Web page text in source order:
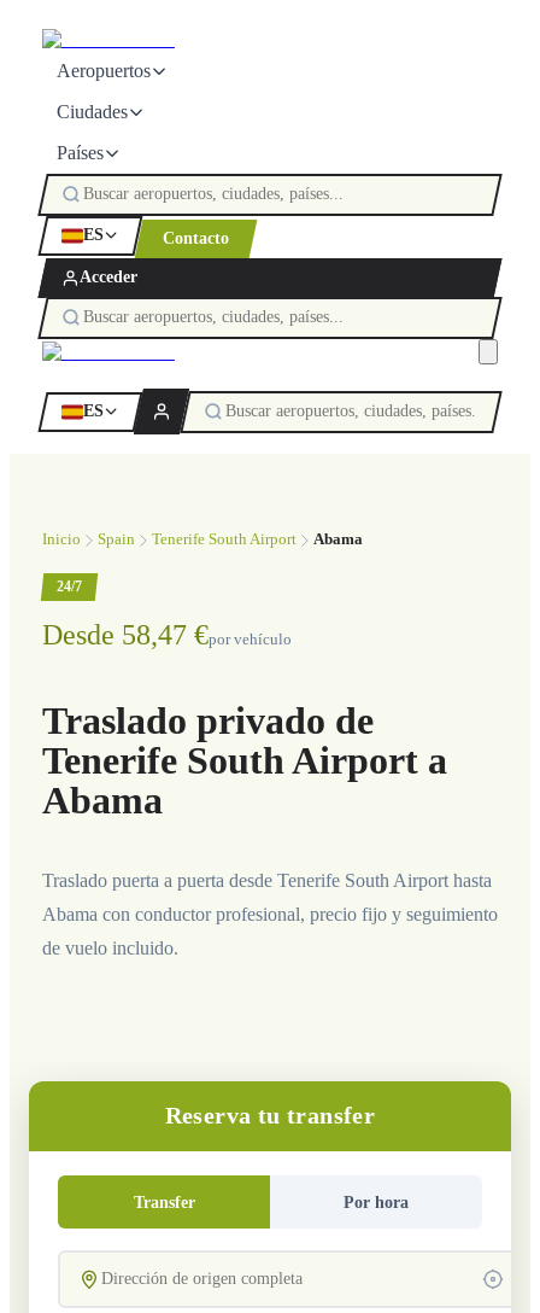
Aeropuertos
Ciudades
Países
ES Contacto
Acceder
ES
Inicio Spain Tenerife South Airport Abama
24/7
Desde 58,47 €por vehículo
Traslado privado de
Tenerife South Airport a
Abama
Traslado puerta a puerta desde Tenerife South Airport hasta
Abama con conductor profesional, precio fijo y seguimiento
de vuelo incluido.
Reserva tu transfer
Transfer Por hora